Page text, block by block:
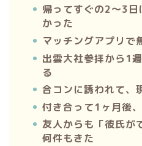
帰ってすぐの2〜3
かった
マッチングアプリで
出雲大社参拝から1
る
合コンに誘われて、
付き合って1ヶ月後
友人からも「彼氏が
何件もきた